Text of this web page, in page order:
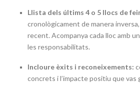
Llista dels últims 4 o 5 llocs de
cronològicament de manera
recent. Acompanya cada lloc amb
les responsabilitats.
Incloure èxits i reconeixements:
concrets i l’impacte positiu que vas